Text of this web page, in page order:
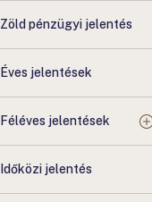
Zöld pénzügyi jelentés
Éves jelentések
Féléves jelentések
Időközi jelentés